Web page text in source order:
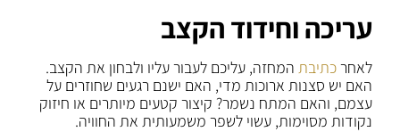
עריכה וחידוד הקצב
לאחרכתיבת המחזה, עליכם לעבור עליו ולבחון את הקצב.
האם יש סצנות ארוכות מדי, האם ישנם רגעים שחוזרים על
עצמם, והאם המתח נשמר? קיצור קטעים מיותרים או חיזוק
נקודות מסוימות, עשוי לשפר משמעותית את החוויה.